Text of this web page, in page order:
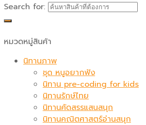
Search for:
หมวดหมู่สินค้า
นิทานภาพ
ชุด หนูอยากฟัง
นิทาน pre-coding for kids
นิทานรักษ์ไทย
นิทานคัดสรรแสนสนุก
นิทานคณิตศาสตร์อ่านสนุก